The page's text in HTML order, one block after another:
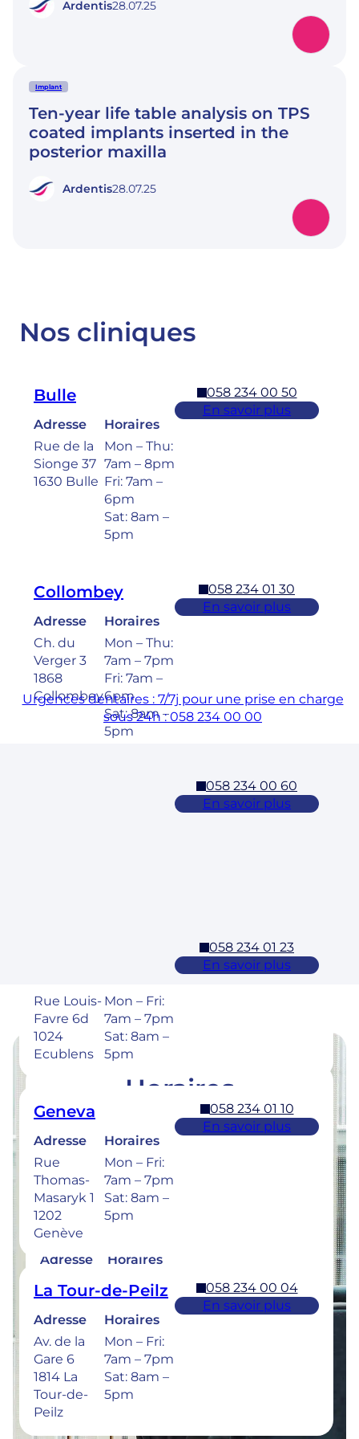
Ardentis28.07.25
Implant
Ten-year life table analysis on TPS
coated implants inserted in the
posterior maxilla
Ardentis28.07.25
Nos cliniques
Bulle
Adresse
Rue de la
Sionge 37
1630 Bulle
Horaires
Mon – Thu:
7am – 8pm
Fri: 7am –
6pm
Sat: 8am –
5pm
058 234 00 50
En savoir plus
Collombey
Adresse
Ch. du
Verger 3
1868
Collombey
Horaires
Mon – Thu:
7am – 7pm
Fri: 7am –
6pm
Sat: 8am –
5pm
058 234 01 30
En savoir plus
058 234 00 60
En savoir plus
Rue Louis-
Favre 6d
1024
Ecublens
Mon – Fri:
7am – 7pm
Sat: 8am –
5pm
058 234 01 23
En savoir plus
Geneva
Adresse
Rue
Thomas-
Masaryk 1
1202
Genève
Horaires
Mon – Fri:
7am – 7pm
Sat: 8am –
5pm
058 234 01 10
En savoir plus
La Tour-de-Peilz
Adresse
Av. de la
Gare 6
1814 La
Tour-de-
Peilz
Horaires
Mon – Fri:
7am – 7pm
Sat: 8am –
5pm
058 234 00 04
En savoir plus
Urgences dentaires : 7/7j pour une prise en charge
sous 24h : 058 234 00 00
Horaires
Retrouvez les horaires de nos cliniques ci-
dessous.
Bulle
Adresse
Rue de la
Sionge 37
1630 Bulle
Horaires
Mon –
Thu: 7am –
8pm
Fri: 7am –
6pm
Sat: 8am –
5pm